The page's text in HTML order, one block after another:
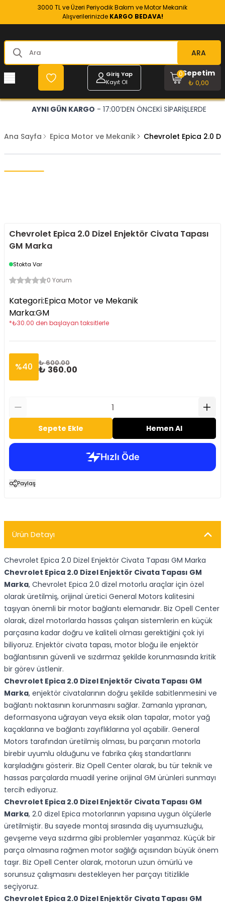
3000 TL ve Üzeri Periyodik Bakım ve Motor Mekanik
Alışverilerinizde KARGO BEDAVA!
ARA
Giriş Yap
Kayıt Ol
Sepetim
₺ 0,00
0
AYNI GÜN KARGO - 17:00’DEN ÖNCEKİ SİPARİŞLERDE
Ana Sayfa Epica Motor ve Mekanik Chevrolet Epica 2.0
Chevrolet Epica 2.0 Dizel Enjektör Civata Tapası
GM Marka
Stokta Var
0 Yorum
Kategori:Epica Motor ve Mekanik
Marka:GM
*₺30.00 den başlayan taksitlerle
%40 ₺ 600.00
₺ 360.00
Sepete Ekle Hemen Al
Paylaş
Ürün Detayı
Chevrolet Epica 2.0 Dizel Enjektör Civata Tapası GM Marka
Chevrolet Epica 2.0 Dizel Enjektör Civata Tapası GM
Marka, Chevrolet Epica 2.0 dizel motorlu araçlar için özel
olarak üretilmiş, orijinal üretici General Motors kalitesini
taşıyan önemli bir motor bağlantı elemanıdır. Biz Opell Center
olarak, dizel motorlarda hassas çalışan sistemlerin en küçük
parçasına kadar doğru ve kaliteli olması gerektiğini çok iyi
biliyoruz. Enjektör civata tapası, motor bloğu ile enjektör
bağlantısının güvenli ve sızdırmaz şekilde korunmasında kritik
bir görev üstlenir.
Chevrolet Epica 2.0 Dizel Enjektör Civata Tapası GM
Marka, enjektör civatalarının doğru şekilde sabitlenmesini ve
bağlantı noktasının korunmasını sağlar. Zamanla yıpranan,
deformasyona uğrayan veya eksik olan tapalar, motor yağ
kaçaklarına ve bağlantı zayıflıklarına yol açabilir. General
Motors tarafından üretilmiş olması, bu parçanın motorla
birebir uyumlu olduğunu ve fabrika çıkış standartlarını
karşıladığını gösterir. Biz Opell Center olarak, bu tür teknik ve
hassas parçalarda muadil yerine orijinal GM ürünleri sunmayı
tercih ediyoruz.
Chevrolet Epica 2.0 Dizel Enjektör Civata Tapası GM
Marka, 2.0 dizel Epica motorlarının yapısına uygun ölçülerle
üretilmiştir. Bu sayede montaj sırasında diş uyumsuzluğu,
gevşeme veya sızdırma gibi problemler yaşanmaz. Küçük bir
parça olmasına rağmen motor sağlığı açısından büyük önem
taşır. Biz Opell Center olarak, motorun uzun ömürlü ve
sorunsuz çalışmasını destekleyen her parçayı titizlikle
seçiyoruz.
Chevrolet Epica 2.0 Dizel Enjektör Civata Tapası GM